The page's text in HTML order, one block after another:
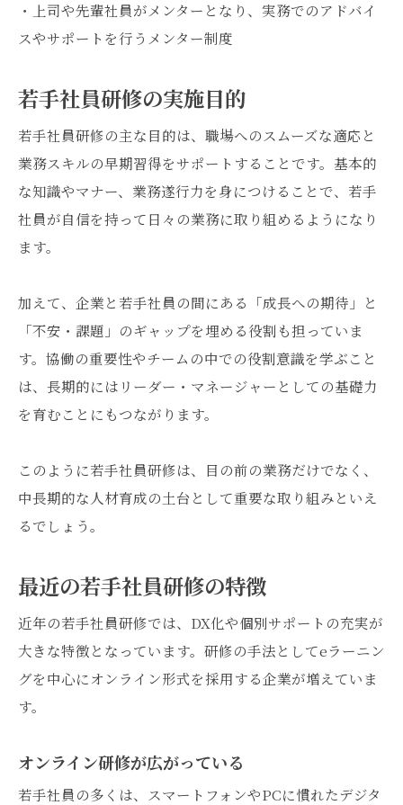
・上司や先輩社員がメンターとなり、実務でのアドバイ
スやサポートを行うメンター制度
若手社員研修の実施目的
若手社員研修の主な目的は、職場へのスムーズな適応と
業務スキルの早期習得をサポートすることです。基本的
な知識やマナー、業務遂行力を身につけることで、若手
社員が自信を持って日々の業務に取り組めるようになり
ます。
加えて、企業と若手社員の間にある「成長への期待」と
「不安・課題」のギャップを埋める役割も担っていま
す。協働の重要性やチームの中での役割意識を学ぶこと
は、長期的にはリーダー・マネージャーとしての基礎力
を育むことにもつながります。
このように若手社員研修は、目の前の業務だけでなく、
中長期的な人材育成の土台として重要な取り組みといえ
るでしょう。
最近の若手社員研修の特徴
近年の若手社員研修では、DX化や個別サポートの充実が
大きな特徴となっています。研修の手法としてeラーニン
グを中心にオンライン形式を採用する企業が増えていま
す。
オンライン研修が広がっている
若手社員の多くは、スマートフォンやPCに慣れたデジタ